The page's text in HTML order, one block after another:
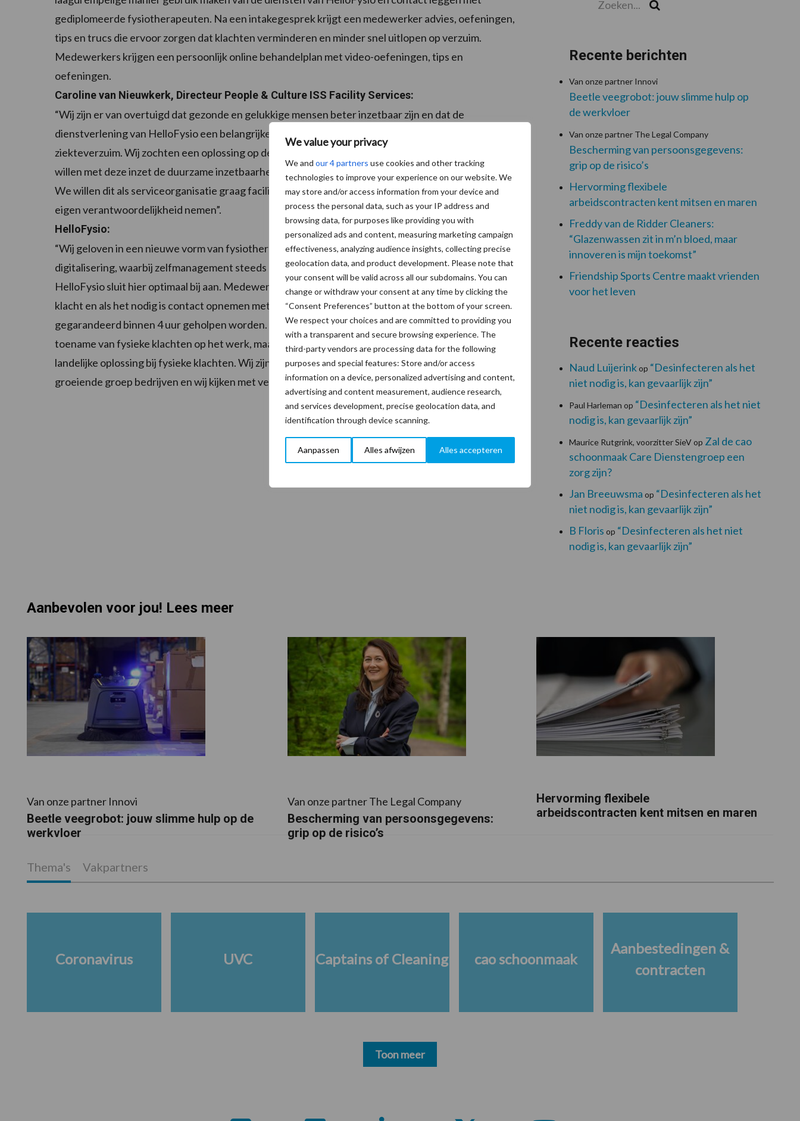
We value your privacy
We and our 4 partners use cookies and other tracking
technologies to improve your experience on our website. We
may store and/or access information from your device and
process the personal data, such as your IP address and
browsing data, for purposes like providing you with
personalized ads and content, measuring marketing campaign
effectiveness, analyzing audience insights, collecting precise
geolocation data, and product development. Please note that
your consent will be valid across all our subdomains. You can
change or withdraw your consent at any time by clicking the
“Consent Preferences” button at the bottom of your screen.
We respect your choices and are committed to providing you
with a transparent and secure browsing experience. The
third-party vendors are processing data for the following
purposes and special features: Store and/or access
information on a device, personalized advertising and content,
advertising and content measurement, audience research,
and services development, precise geolocation data, and
identification through device scanning.
Aanpassen Alles afwijzen Alles accepteren
gediplomeerde fysiotherapeuten. Na een intakegesprek krijgt een medewerker advies, oefeningen,
tips en trucs die ervoor zorgen dat klachten verminderen en minder snel uitlopen op verzuim.
Medewerkers krijgen een persoonlijk online behandelplan met video-oefeningen, tips en
oefeningen.
Caroline van Nieuwkerk, Directeur People & Culture ISS Facility Services:
“Wij zijn er van overtuigd dat gezonde en gelukkige mensen beter inzetbaar zijn en dat de
dienstverlening van HelloFysio een belangrijke bijdrage gaat leveren aan het verminderen van ons
ziekteverzuim. Wij zochten een oplossing op de langere termijn, zowel preventief als curatief. We
willen met deze inzet de duurzame inzetbaarheid van onze medewerkers nog verder verbeteren.
We willen dit als serviceorganisatie graag faciliteren, terwijl medewerkers tegelijkertijd ook hun
eigen verantwoordelijkheid nemen”.
HelloFysio:
“Wij geloven in een nieuwe vorm van fysiotherapie die doelmatig is en goed aansluit bij een tijd van
digitalisering, waarbij zelfmanagement steeds belangrijker wordt. De stepped care-methodiek van
HelloFysio sluit hier optimaal bij aan. Medewerkers kunnen zelf 24/7 informatie vinden over hun
klacht en als het nodig is contact opnemen met een van onze fysiotherapeuten, waarbij ze
gegarandeerd binnen 4 uur geholpen worden. De vergrijzing, en de daarmee gepaard gaande
toename van fysieke klachten op het werk, maakt dat steeds meer bedrijven op zoek zijn naar een
landelijke oplossing bij fysieke klachten. Wij zijn zeer verheugd dat ISS zich aansluit bij deze
groeiende groep bedrijven en wij kijken met veel plezier uit naar de samenwerking.”
Recente berichten
Van onze partner Innovi
Beetle veegrobot: jouw slimme hulp op
de werkvloer
Van onze partner The Legal Company
Bescherming van persoonsgegevens:
grip op de risico’s
Hervorming flexibele
arbeidscontracten kent mitsen en maren
Freddy van de Ridder Cleaners:
“Glazenwassen zit in m’n bloed, maar
innoveren is mijn toekomst”
Friendship Sports Centre maakt vrienden
voor het leven
Recente reacties
Naud Luijerinkop “Desinfecteren als het
niet nodig is, kan gevaarlijk zijn”
Paul Harleman op “Desinfecteren als het niet
nodig is, kan gevaarlijk zijn”
Maurice Rutgrink, voorzitter SieVop Zal de cao
schoonmaak Care Dienstengroep een
zorg zijn?
Jan Breeuwsma op “Desinfecteren als het
niet nodig is, kan gevaarlijk zijn”
B Floris op “Desinfecteren als het niet
nodig is, kan gevaarlijk zijn”
Aanbevolen voor jou! Lees meer
Van onze partner Innovi
Beetle veegrobot: jouw slimme hulp op de
werkvloer
Van onze partner The Legal Company
Bescherming van persoonsgegevens:
grip op de risico’s
Hervorming flexibele
arbeidscontracten kent mitsen en maren
Thema's Vakpartners
Coronavirus UVC Captains of Cleaning cao schoonmaak
Aanbestedingen &
contracten
Toon meer